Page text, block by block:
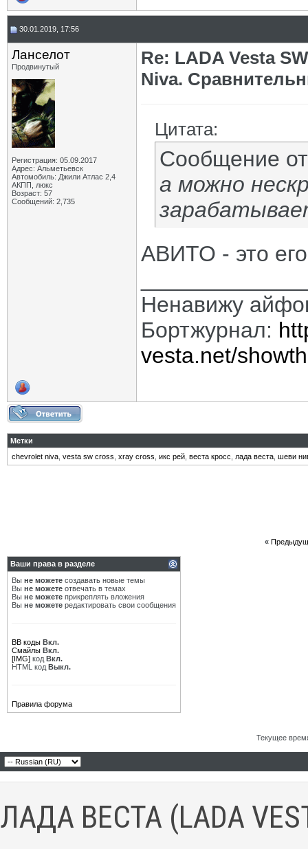
30.01.2019, 17:56
Ланселот
Продвинутый
Регистрация: 05.09.2017
Адрес: Альметьевск
Автомобиль: Джили Атлас 2,4
АКПП, люкс
Возраст: 57
Сообщений: 2,735
Re: LADA Vesta
Niva.
Цитата:
Сообщение
а можно
АВИТО - это
Ненавижу
Бортжурнал:
vesta.net/
Метки
chevrolet niva vesta sw cross xray cross икс рей веста кросс лада веста шеви
«
Ваши права в разделе
Вы не можете создавать новые темы
Вы не можете отвечать в темах
Вы не можете прикреплять вложения
Вы не можете редактировать свои сообщения
BB коды Вкл.
Смайлы Вкл.
[IMG] код Вкл.
HTML код Выкл.
Правила форума
Текущее
ЛАДА ВЕСТА (LADA